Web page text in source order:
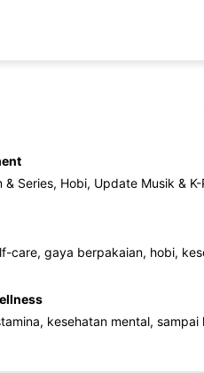
& Series, Hobi, Update Musik &
care, gaya berpakaian, hobi,
kesehatan mental,